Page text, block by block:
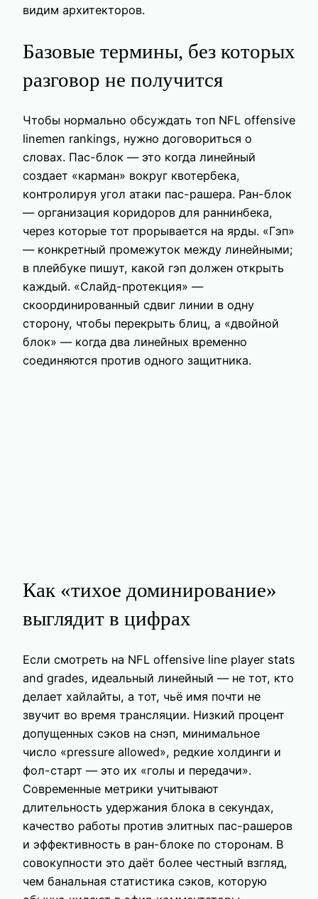
видим архитекторов.
Базовые термины, без которых
разговор не получится
Чтобы нормально обсуждать топ NFL offensive
linemen rankings, нужно договориться о
словах. Пас-блок — это когда линейный
создает «карман» вокруг квотербека,
контролируя угол атаки пас-рашера. Ран-блок
— организация коридоров для раннинбека,
через которые тот прорывается на ярды. «Гэп»
— конкретный промежуток между линейными;
в плейбуке пишут, какой гэп должен открыть
каждый. «Слайд-протекция» —
скоординированный сдвиг линии в одну
сторону, чтобы перекрыть блиц, а «двойной
блок» — когда два линейных временно
соединяются против одного защитника.
Как «тихое доминирование»
выглядит в цифрах
Если смотреть на NFL offensive line player stats
and grades, идеальный линейный — не тот, кто
делает хайлайты, а тот, чьё имя почти не
звучит во время трансляции. Низкий процент
допущенных сэков на снэп, минимальное
число «pressure allowed», редкие холдинги и
фол-старт — это их «голы и передачи».
Современные метрики учитывают
длительность удержания блока в секундах,
качество работы против элитных пас-рашеров
и эффективность в ран-блоке по сторонам. В
совокупности это даёт более честный взгляд,
чем банальная статистика сэков, которую